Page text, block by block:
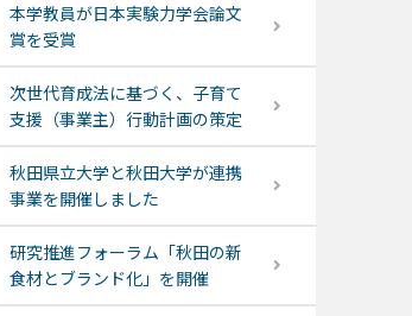
本学教員が日本実験力学会論文
賞を受賞
次世代育成法に基づく、子育て
支援（事業主）行動計画の策定
秋田県立大学と秋田大学が連携
事業を開催しました
研究推進フォーラム「秋田の新
食材とブランド化」を開催